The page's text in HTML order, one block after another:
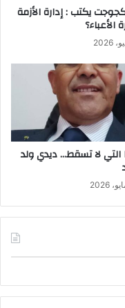
يكتب : إدارة الأزمة
الأعباء؟
التي لا تسقط… ديدي ولد